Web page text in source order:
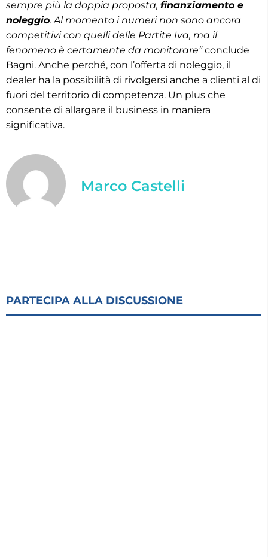
sempre più la doppia proposta, finanziamento e
noleggio. Al momento i numeri non sono ancora
competitivi con quelli delle Partite Iva, ma il
fenomeno è certamente da monitorare”conclude
Bagni. Anche perché, con l’offerta di noleggio, il
dealer ha la possibilità di rivolgersi anche a clienti al di
fuori del territorio di competenza. Un plus che
consente di allargare il business in maniera
significativa.
Marco Castelli
PARTECIPA ALLA DISCUSSIONE